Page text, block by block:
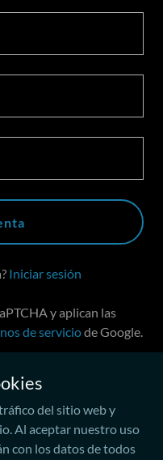
Iniciar sesión
y aplican las
de serviciode Google.
del sitio web y
Al aceptar nuestro uso
con los datos de todos